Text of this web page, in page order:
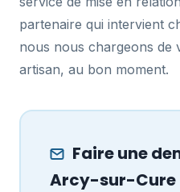
partenaire qui intervient
nous nous chargeons de
artisan, au bon moment.
Faire une
Arcy-sur-Cure